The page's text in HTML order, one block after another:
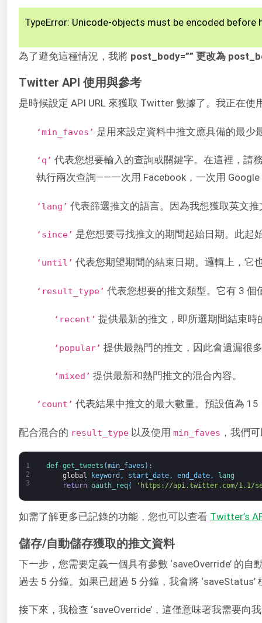
TypeError: Unicode-objects must be encoded before
為了避免這種情況，我將 post_body=”” 更改為
Twitter API 使用與參考
是時候設定 API URL 來獲取 Twitter 數據了。我正在使
‘min_faves’ 是用來設定資料中推文應具備的最
‘q’ 代表您想要輸入的查詢或關鍵字。在這裡，請
執行兩次查詢——一次用 Facebook，一次用
‘lang’ 代表篩選推文的語言。因為我想獲取英文推
‘since’ 是您想要尋找推文的期間起始日期。此起
‘until’ 代表您期望期間的結束日期。邏輯上，它
‘result_type’ 代表您想要的推文類型。它有 3 個
‘recent’ 提供最新的推文，即所選期間結束時
‘popular’ 提供最熱門的推文，因此會遺漏很
‘mixed’ 提供最新和熱門推文的混合內容。
‘count’ 代表結果中推文的最大數量。預設值為
配合混合的 result_type 以及使用 min_faves ，我們
1
2
3
def get_tweets (min_faves ) :
global
keyword , start_date, end_date,
lang
return oauth_req( 'https://api.twitter.com/1.1/
如需了解更多已記錄的功能，您也可以查看 Twitter’s
儲存/自動儲存獲取的推文資料
下一步，您需要定義一個具有參數 ‘saveOverride’ 的
過去 5 分鐘。如果已超過 5 分鐘，我會將 ‘saveStatus’
接下來，我檢查 ‘saveOverride’，這僅意味著我需要